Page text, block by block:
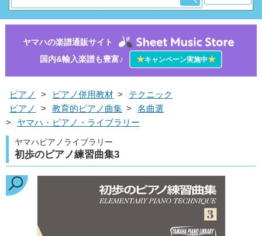
ヤマハの楽譜通販サイト
国内&輸入楽譜も豊富♪
★キャンペーン実施中★
ピアノ > ピアノ併用教材 >
テクニック
ピアノ
> 教育的ピアノ曲集 >
名曲選
>
ヤマハ・ピアノ・ライブラリー
ヤマハピアノライブラリー
初歩のピアノ練習曲集3